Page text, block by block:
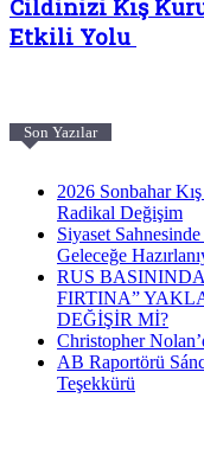
Cildinizi Kış
Etkili Yolu
Son Yazılar
2026 Sonbahar
Radikal Değişim
Siyaset
Geleceğe
RUS
FIRTINA”
DEĞİŞİR Mİ?
Christopher
AB Raportörü
Teşekkürü